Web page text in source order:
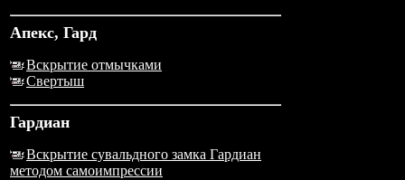
Апекс, Гард
Вскрытие отмычками
Свертыш
Гардиан
Вскрытие сувальдного замка Гардиан
методом самоимпрессии